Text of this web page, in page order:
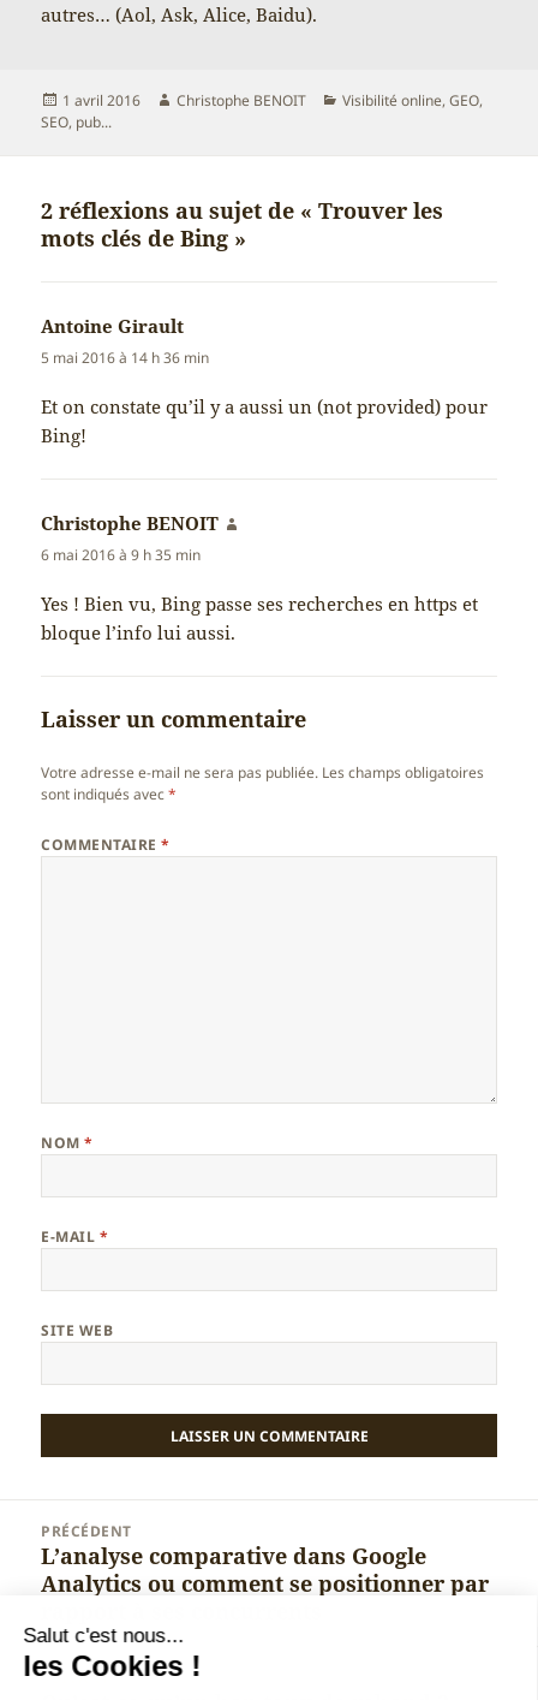
autres… (Aol, Ask, Alice, Baidu).
Publié
le
1 avril 2016 Auteur
Christophe BENOIT Catégories
Visibilité online, GEO,
SEO, pub...
2 réflexions au sujet de « Trouver les
mots clés de Bing »
Antoine Girault
5 mai 2016 à 14 h 36 min
Et on constate qu’il y a aussi un (not provided) pour
Bing!
Christophe BENOIT
6 mai 2016 à 9 h 35 min
Yes ! Bien vu, Bing passe ses recherches en https et
bloque l’info lui aussi.
Laisser un commentaire
Votre adresse e-mail ne sera pas publiée. Les champs obligatoires
sont indiqués avec*
COMMENTAIRE*
NOM*
E-MAIL *
SITE WEB
l’article
PRÉCÉDENT
Article
précédent :
L’analyse comparative dans Google
Analytics ou comment se positionner par
SUIVANT
Salut c'est nous...
les Cookies !